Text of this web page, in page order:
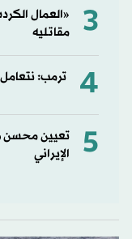
3
«العمال
مقاتليه
4 ترمب:
5
تعيين محسن
الإيراني